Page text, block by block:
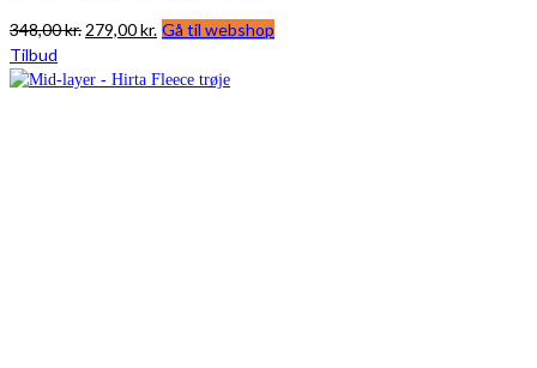
348,00kr. Den
pris
279,00kr. Den
pris
Gå til webshop
Tilbud